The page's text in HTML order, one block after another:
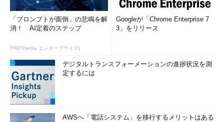
「プロンプトが面倒」の悲鳴を解
消！ AI定着のステップ
PR(ITmedia エンタープライズ)
Googleが「Chrome Enterprise 7
3」をリリース
デジタルトランスフォーメーションの進捗状況を測
定するには
AWSへ「電話システム」を移行するメリットはある